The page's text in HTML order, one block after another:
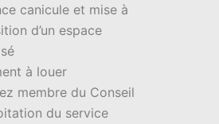
canicule et mise à
d’un espace
à louer
membre du Conseil
du service